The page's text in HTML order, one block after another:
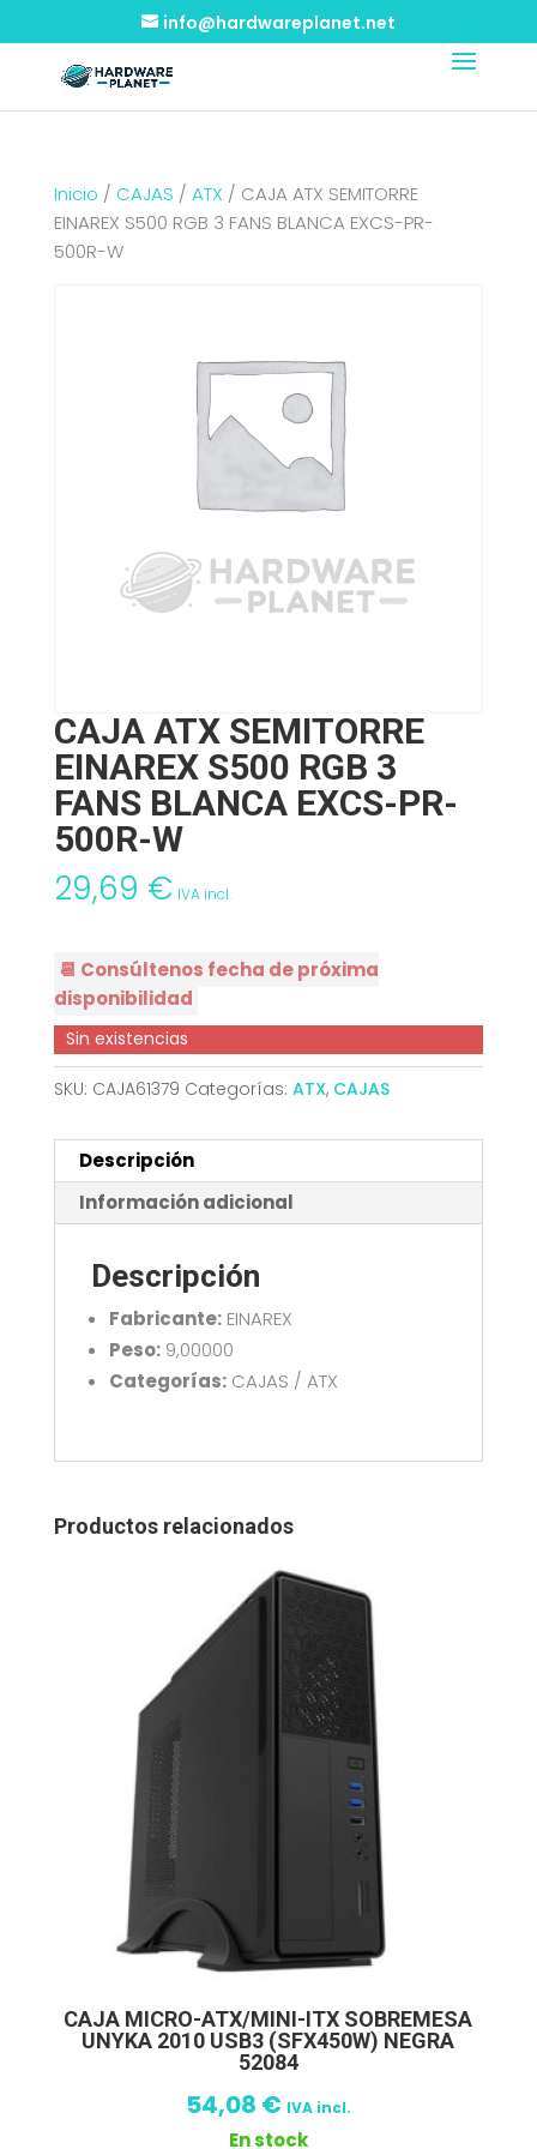
info@hardwareplanet.net
Inicio / CAJAS / ATX / CAJA ATX SEMITORRE
EINAREX S500 RGB 3 FANS BLANCA EXCS-PR-
500R-W
CAJA ATX SEMITORRE
EINAREX S500 RGB 3
FANS BLANCA EXCS-PR-
500R-W
29,69 € IVA incl.
📆 Consúltenos fecha de próxima
disponibilidad
Sin existencias
SKU: CAJA61379 Categorías: ATX, CAJAS
Descripción
Información adicional
Descripción
Fabricante:EINAREX
Peso:9,00000
Categorías:CAJAS / ATX
Productos relacionados
CAJA MICRO-ATX/MINI-ITX SOBREMESA
UNYKA 2010 USB3 (SFX450W) NEGRA
52084
54,08 € IVA incl.
En stock